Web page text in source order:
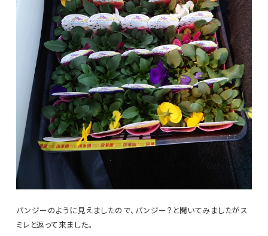
パンジーのように見えましたので、パンジー？と聞いてみましたがス
ミレと返って来ました。